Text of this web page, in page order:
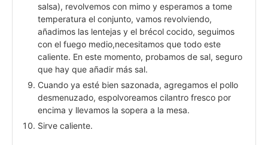
salsa), revolvemos con mimo y esperamos a tome
temperatura el conjunto, vamos revolviendo,
añadimos las lentejas y el brécol cocido, seguimos
con el fuego medio,necesitamos que todo este
caliente. En este momento, probamos de sal, seguro
que hay que añadir más sal.
Cuando ya esté bien sazonada, agregamos el pollo
desmenuzado, espolvoreamos cilantro fresco por
encima y llevamos la sopera a la mesa.
Sirve caliente.